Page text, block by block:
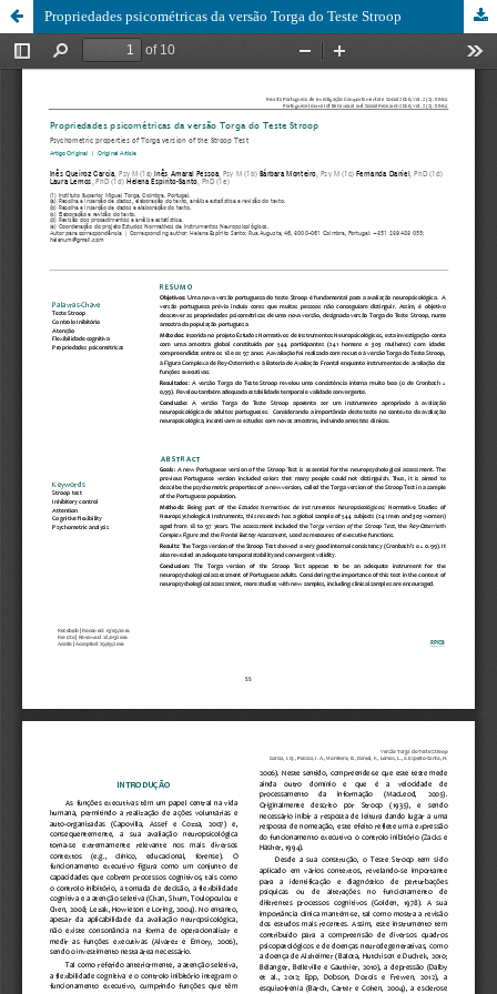
Propriedades psicométricas da versão Torga do Teste Stroop